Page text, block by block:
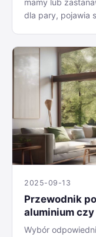
mamy lub
dla pary, pojawia
2025-09-13
Przewodnik
aluminium
Wybór